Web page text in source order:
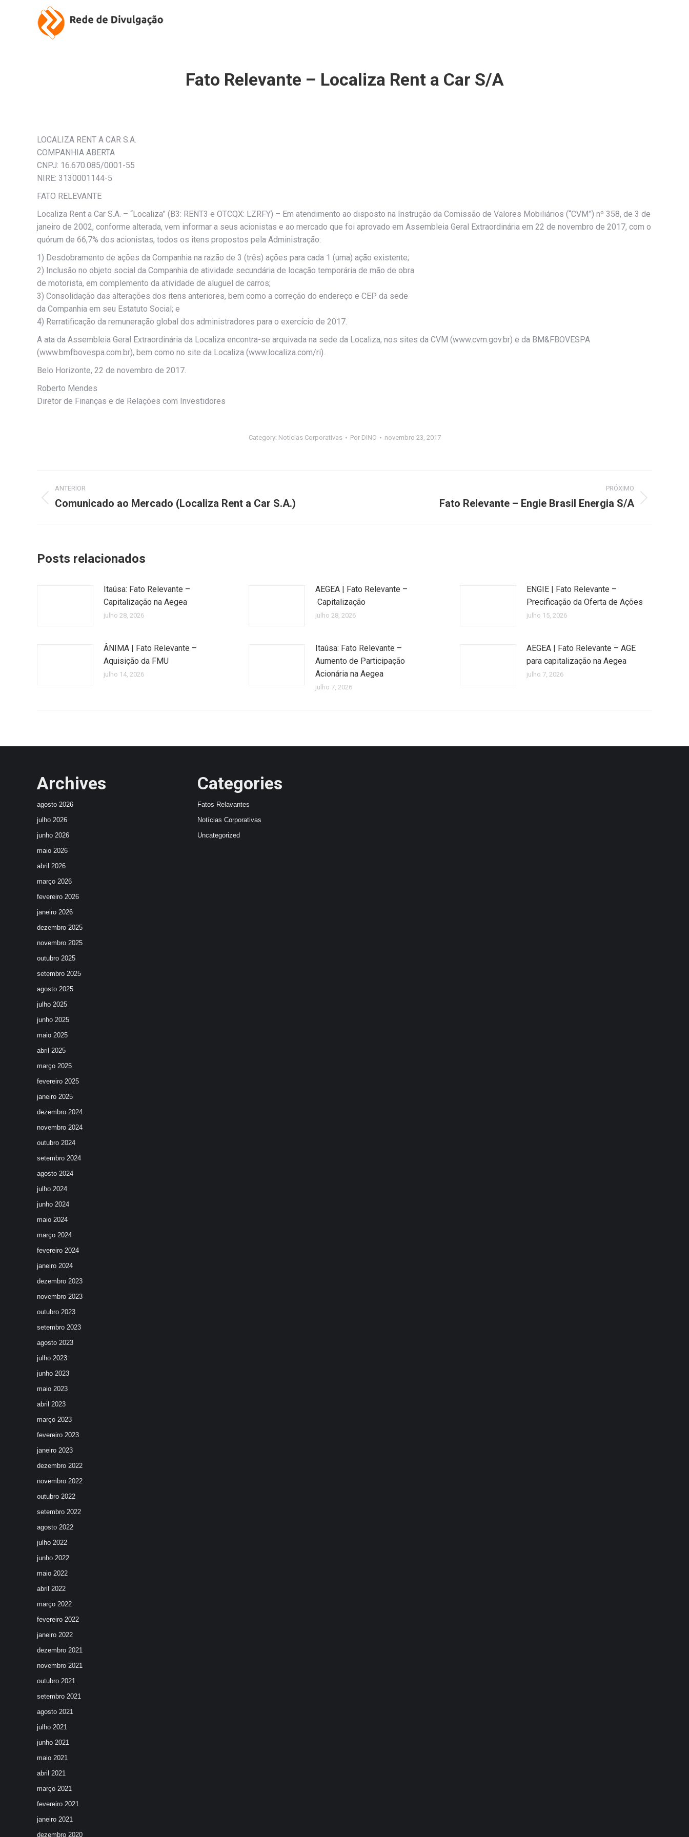
Fato Relevante – Localiza Rent a Car S/A
LOCALIZA RENT A CAR S.A.
COMPANHIA ABERTA
CNPJ: 16.670.085/0001-55
NIRE: 3130001144-5
FATO RELEVANTE
Localiza Rent a Car S.A. – “Localiza” (B3: RENT3 e OTCQX: LZRFY) – Em atendimento ao disposto na Instrução da Comissão de Valores Mobiliários (“CVM”) nº 358, de 3 de
janeiro de 2002, conforme alterada, vem informar a seus acionistas e ao mercado que foi aprovado em Assembleia Geral Extraordinária em 22 de novembro de 2017, com o
quórum de 66,7% dos acionistas, todos os itens propostos pela Administração:
1) Desdobramento de ações da Companhia na razão de 3 (três) ações para cada 1 (uma) ação existente;
2) Inclusão no objeto social da Companhia de atividade secundária de locação temporária de mão de obra
de motorista, em complemento da atividade de aluguel de carros;
3) Consolidação das alterações dos itens anteriores, bem como a correção do endereço e CEP da sede
da Companhia em seu Estatuto Social; e
4) Rerratificação da remuneração global dos administradores para o exercício de 2017.
A ata da Assembleia Geral Extraordinária da Localiza encontra-se arquivada na sede da Localiza, nos sites da CVM (www.cvm.gov.br) e da BM&FBOVESPA
(www.bmfbovespa.com.br), bem como no site da Localiza (www.localiza.com/ri).
Belo Horizonte, 22 de novembro de 2017.
Roberto Mendes
Diretor de Finanças e de Relações com Investidores
Category: Notícias Corporativas Por DINO novembro 23, 2017
Navegação
de
ANTERIOR
Post
Comunicado ao Mercado (Localiza Rent a Car S.A.)
PRÓXIMO
Fato Relevante – Engie Brasil Energia S/A
Posts relacionados
Itaúsa: Fato Relevante –
Capitalização na Aegea
julho 28, 2026
AEGEA | Fato Relevante –
Capitalização
julho 28, 2026
ENGIE | Fato Relevante –
Precificação da Oferta de Ações
julho 15, 2026
ÂNIMA | Fato Relevante –
Aquisição da FMU
julho 14, 2026
Itaúsa: Fato Relevante –
Aumento de Participação
Acionária na Aegea
julho 7, 2026
AEGEA | Fato Relevante – AGE
para capitalização na Aegea
julho 7, 2026
Archives
agosto 2026
julho 2026
junho 2026
maio 2026
abril 2026
março 2026
fevereiro 2026
janeiro 2026
dezembro 2025
novembro 2025
outubro 2025
setembro 2025
agosto 2025
julho 2025
junho 2025
maio 2025
abril 2025
março 2025
fevereiro 2025
janeiro 2025
dezembro 2024
novembro 2024
outubro 2024
setembro 2024
agosto 2024
julho 2024
junho 2024
maio 2024
março 2024
fevereiro 2024
janeiro 2024
dezembro 2023
novembro 2023
outubro 2023
setembro 2023
agosto 2023
julho 2023
junho 2023
maio 2023
abril 2023
março 2023
fevereiro 2023
janeiro 2023
dezembro 2022
novembro 2022
outubro 2022
setembro 2022
agosto 2022
julho 2022
junho 2022
maio 2022
abril 2022
março 2022
fevereiro 2022
janeiro 2022
dezembro 2021
novembro 2021
outubro 2021
setembro 2021
agosto 2021
julho 2021
junho 2021
maio 2021
abril 2021
março 2021
fevereiro 2021
janeiro 2021
dezembro 2020
Categories
Fatos Relavantes
Notícias Corporativas
Uncategorized